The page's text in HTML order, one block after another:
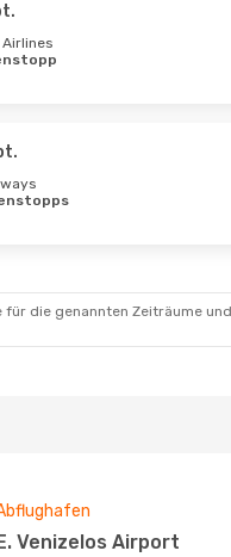
die genannten Zeiträume
E. Venizelos Airport